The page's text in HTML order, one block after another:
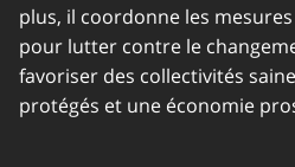
plus, il coordonne les
pour lutter contre le
favoriser des collectivités
protégés et une économie